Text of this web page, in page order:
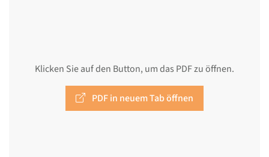
Klicken Sie auf den Button, um das PDF zu öffnen.
PDF in neuem Tab öffnen